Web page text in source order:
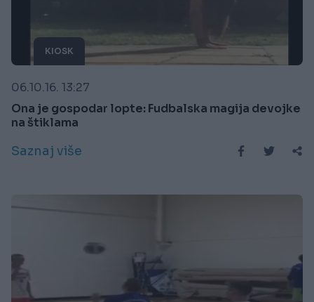
KIOSK
06.10.16. 13:27
Ona je gospodar lopte: Fudbalska magija devojke
na štiklama
Saznaj više